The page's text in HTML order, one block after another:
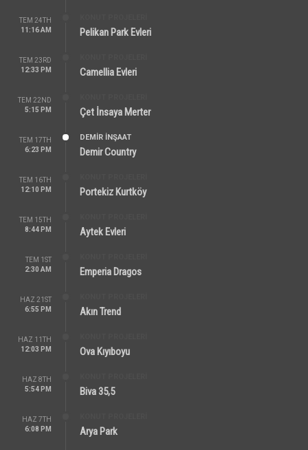
TEM 24TH
11:16 AM
Pelikan Park Evleri
TEM 23RD
12:33 PM
Camellia Evleri
TEM 22ND
5:15 PM
Çet İnsaya Merter
TEM 17TH
6:23 PM
DEMIR İNŞAAT
Demir Country
TEM 16TH
12:10 PM
Portekiz Kurtköy
TEM 15TH
8:44 PM
Aytek Evleri
TEM 1ST
2:30 AM
Emperia Dragos
HAZ 21ST
6:55 PM
Akın Trend
HAZ 11TH
12:03 PM
Ova Kıyıboyu
HAZ 8TH
5:54 PM
Biva 35,5
HAZ 7TH
6:08 PM
Arya Park